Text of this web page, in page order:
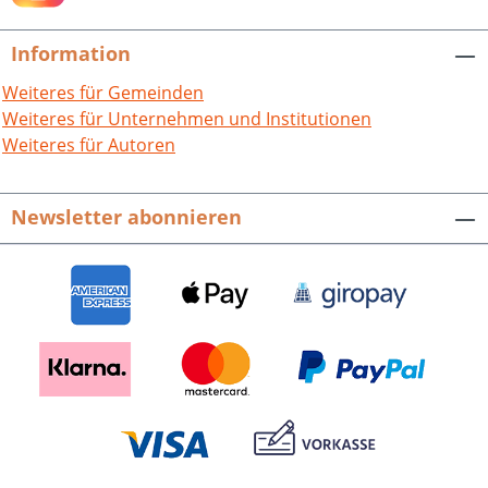
Nordschwarzwald am Ausgang des
Mittelalters – Zum 750-jährigen Jubiläum
von Waldrennach/Ein Vertrag zwischen
Else von Frauenberg, Witwe von
genannt Enzberger, aus dem Jahr
1425/Der altwürttembergische Stadt-
und Amtsschreiber – Mit einem Exkurs
über die Neuenbürger Amtsinhaber/Ein
verschreyter Ort, der mit vielen
hergeloffenen Leuthen wieder angefüllt
worden ... – Schweizer Emigranten in
Knittlingen nach den Katastrophen des
Erbfolgekrieges//Der Enzkreis –
Historische Persönlichkeiten: Ein
Information
Weiteres für Gemeinden
Weiteres für Unternehmen und Institutionen
Weiteres für Autoren
Newsletter abonnieren